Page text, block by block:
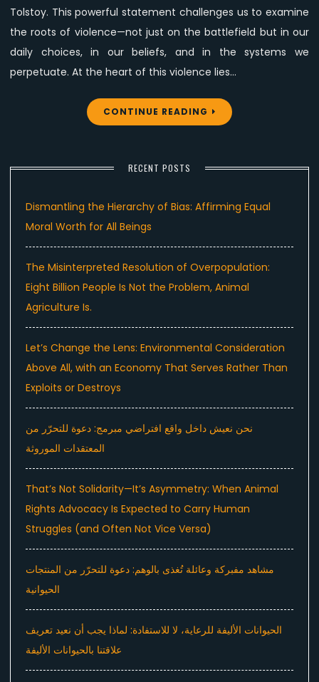
the
Roots
Violence
and
Tolstoy. This powerful statement challenges us to examine
the roots of violence—not just on the battlefield but in our
daily choices, in our beliefs, and in the systems we
perpetuate. At the heart of this violence lies…
CONTINUE READING
RECENT POSTS
Dismantling the Hierarchy of Bias: Affirming Equal
Moral Worth for All Beings
The Misinterpreted Resolution of Overpopulation:
Eight Billion People Is Not the Problem, Animal
Agriculture Is.
Let’s Change the Lens: Environmental Consideration
Above All, with an Economy That Serves Rather Than
Exploits or Destroys
نحن نعيش داخل واقع افتراضي مبرمج: دعوة للتحرّر من
المعتقدات الموروثة
That’s Not Solidarity—It’s Asymmetry: When Animal
Rights Advocacy Is Expected to Carry Human
Struggles (and Often Not Vice Versa)
مشاهد مفبركة وعائلة تُغذى بالوهم: دعوة للتحرّر من المنتجات
الحيوانية
الحيوانات الأليفة للرعاية، لا للاستفادة: لماذا يجب أن نعيد تعريف
علاقتنا بالحيوانات الأليفة